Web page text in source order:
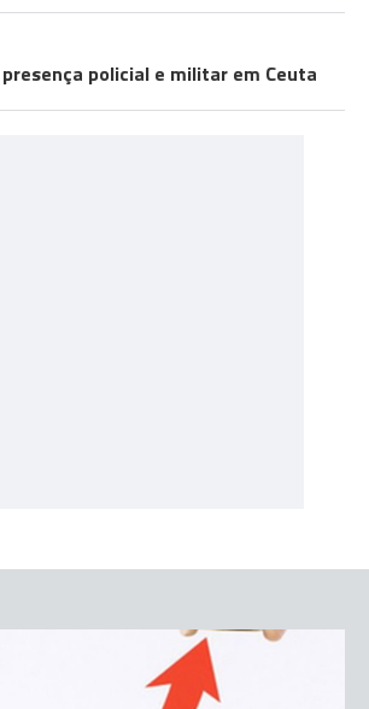
policial e militar em Ceuta